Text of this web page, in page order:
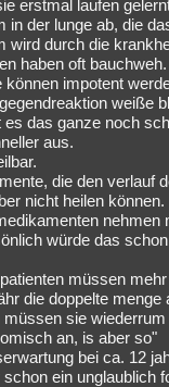
erstmal laufen
in der lunge ab, die
wird durch die
haben oft bauchweh.
können impotent
weiße
das ganze noch
aus.
die den verlauf
nicht heilen können.
nehmen
würde das
müssen
die doppelte menge
müssen sie
an, is aber so"
bei ca. 12
ein unglaublich